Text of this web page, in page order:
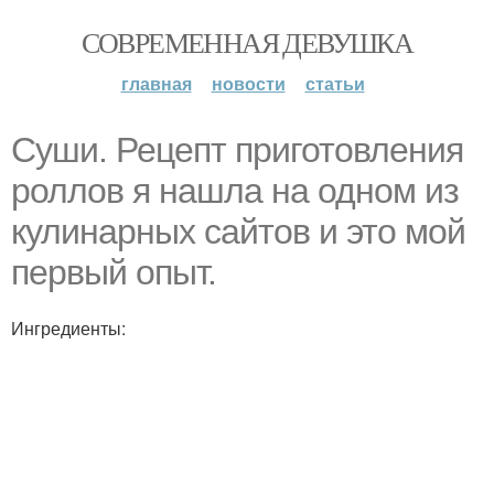
СОВРЕМЕННАЯ ДЕВУШКА
главная новости статьи
Суши. Рецепт приготовления
роллов я нашла на одном из
кулинарных сайтов и это мой
первый опыт.
Ингредиенты: